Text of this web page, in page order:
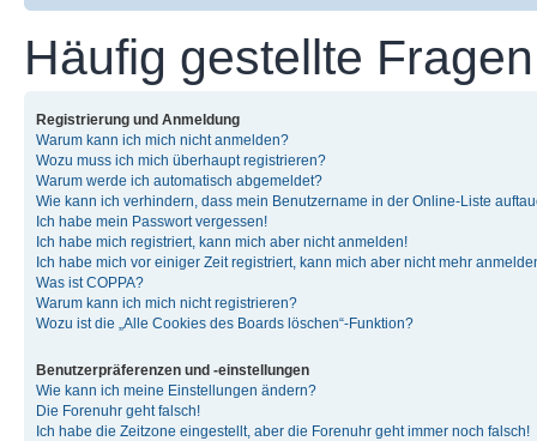
Häufig gestellte Fragen
Registrierung und Anmeldung
Warum kann ich mich nicht anmelden?
Wozu muss ich mich überhaupt registrieren?
Warum werde ich automatisch abgemeldet?
Wie kann ich verhindern, dass mein Benutzername in der Online-Liste
Ich habe mein Passwort vergessen!
Ich habe mich registriert, kann mich aber nicht anmelden!
Ich habe mich vor einiger Zeit registriert, kann mich aber nicht mehr
Was ist COPPA?
Warum kann ich mich nicht registrieren?
Wozu ist die „Alle Cookies des Boards löschen“-Funktion?
Benutzerpräferenzen und -einstellungen
Wie kann ich meine Einstellungen ändern?
Die Forenuhr geht falsch!
Ich habe die Zeitzone eingestellt, aber die Forenuhr geht immer noch falsch!